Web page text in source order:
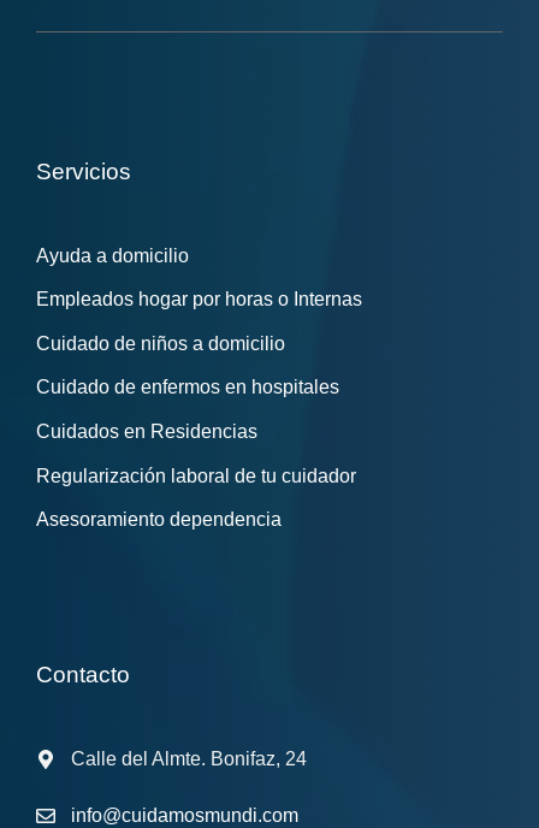
Servicios
Ayuda a domicilio
Empleados hogar por horas o Internas
Cuidado de niños a domicilio
Cuidado de enfermos en hospitales
Cuidados en Residencias
Regularización laboral de tu cuidador
Asesoramiento dependencia
Contacto
Calle del Almte. Bonifaz, 24
info@cuidamosmundi.com